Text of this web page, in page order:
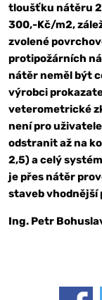
tloušťku nátěru
300,-Kč/m2,
zvolené
protipožárních
nátěr neměl být
výrobci
veterometrické
není pro
odstranit až na
2,5) a celý
je přes nátěr
staveb vhodnější
Ing. Petr